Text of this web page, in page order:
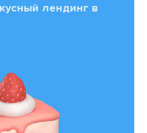
лендинг в